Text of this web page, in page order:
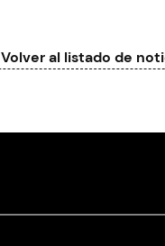
Volver al listado de